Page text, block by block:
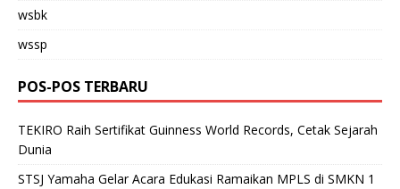
wsbk
wssp
POS-POS TERBARU
TEKIRO Raih Sertifikat Guinness World Records, Cetak Sejarah
Dunia
STSJ Yamaha Gelar Acara Edukasi Ramaikan MPLS di SMKN 1